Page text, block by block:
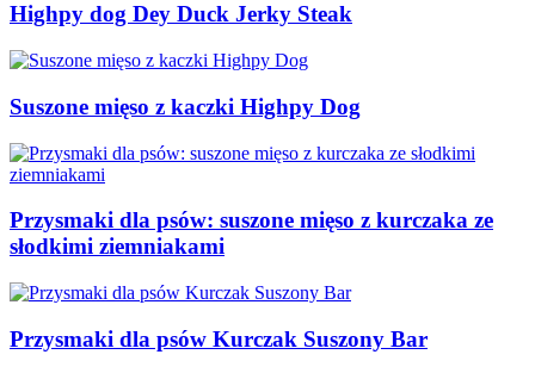
Highpy dog ​​Dey Duck Jerky Steak
Suszone mięso z kaczki Highpy Dog
Przysmaki dla psów: suszone mięso z kurczaka ze
słodkimi ziemniakami
Przysmaki dla psów Kurczak Suszony Bar